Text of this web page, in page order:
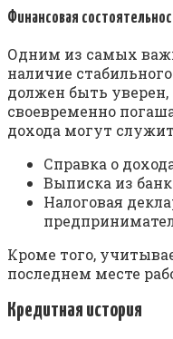
Финансовая
Одним из самых
наличие
должен быть
своевременно
дохода могут
Справка о
Выписка из
Налоговая
Кроме того,
последнем месте
Кредитная история